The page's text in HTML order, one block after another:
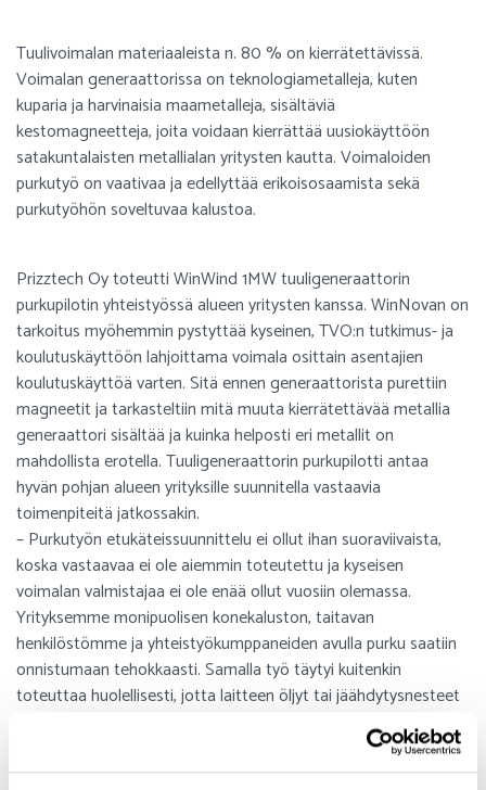
Tuulivoimalan materiaaleista n. 80 % on kierrätettävissä.
Voimalan generaattorissa on teknologiametalleja, kuten
kuparia ja harvinaisia maametalleja, sisältäviä
kestomagneetteja, joita voidaan kierrättää uusiokäyttöön
satakuntalaisten metallialan yritysten kautta. Voimaloiden
purkutyö on vaativaa ja edellyttää erikoisosaamista sekä
purkutyöhön soveltuvaa kalustoa.
Prizztech Oy toteutti WinWind 1MW tuuligeneraattorin
purkupilotin yhteistyössä alueen yritysten kanssa. WinNovan on
tarkoitus myöhemmin pystyttää kyseinen, TVO:n tutkimus- ja
koulutuskäyttöön lahjoittama voimala osittain asentajien
koulutuskäyttöä varten. Sitä ennen generaattorista purettiin
magneetit ja tarkasteltiin mitä muuta kierrätettävää metallia
generaattori sisältää ja kuinka helposti eri metallit on
mahdollista erotella. Tuuligeneraattorin purkupilotti antaa
hyvän pohjan alueen yrityksille suunnitella vastaavia
toimenpiteitä jatkossakin.
– Purkutyön etukäteissuunnittelu ei ollut ihan suoraviivaista,
koska vastaavaa ei ole aiemmin toteutettu ja kyseisen
voimalan valmistajaa ei ole enää ollut vuosiin olemassa.
Yrityksemme monipuolisen konekaluston, taitavan
henkilöstömme ja yhteistyökumppaneiden avulla purku saatiin
onnistumaan tehokkaasti. Samalla työ täytyi kuitenkin
toteuttaa huolellisesti, jotta laitteen öljyt tai jäähdytysnesteet
eivät päässeet pilaamaan ympäristöä, tai satu mitään
Mikko Vuorsola
Vuorsola Oy:stä.